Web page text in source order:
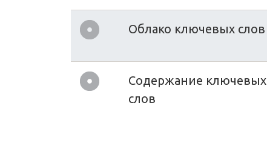
Облако ключевых слов
Содержание ключевых
слов